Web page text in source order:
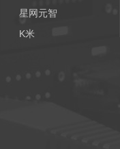
星网元智
K米